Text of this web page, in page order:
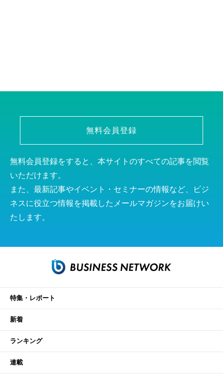
無料会員登録
無料会員登録をすると、本サイトのすべての記事を閲覧
いただけます。
また、最新記事やイベント・セミナーの情報など、ビジ
ネスに役立つ情報を掲載したメールマガジンをお届けい
たします。
特集・レポート
新着
ランキング
連載